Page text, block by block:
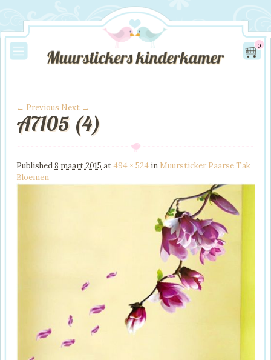
0
Image navigation
← Previous Next →
A7105 (4)
Published8 maart 2015 at494 × 524 in Muursticker Paarse Tak
Bloemen